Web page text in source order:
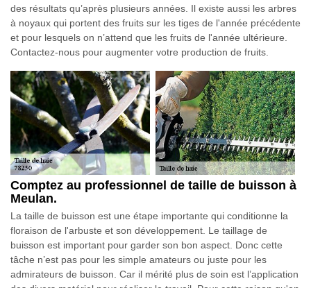
des résultats qu’après plusieurs années. Il existe aussi les arbres
à noyaux qui portent des fruits sur les tiges de l'année précédente
et pour lesquels on n’attend que les fruits de l'année ultérieure.
Contactez-nous pour augmenter votre production de fruits.
Comptez au professionnel de taille de buisson à
Meulan.
La taille de buisson est une étape importante qui conditionne la
floraison de l'arbuste et son développement. Le taillage de
buisson est important pour garder son bon aspect. Donc cette
tâche n’est pas pour les simple amateurs ou juste pour les
admirateurs de buisson. Car il mérité plus de soin est l’application